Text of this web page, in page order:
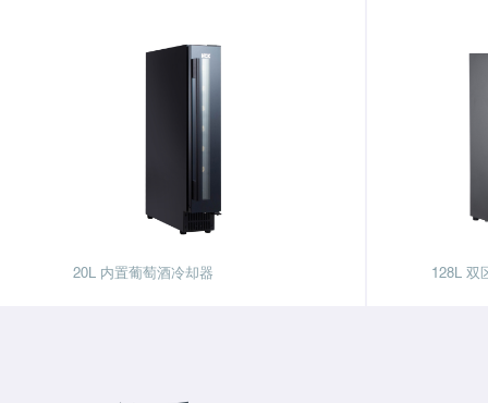
20L 内置葡萄酒冷却器 128L 双